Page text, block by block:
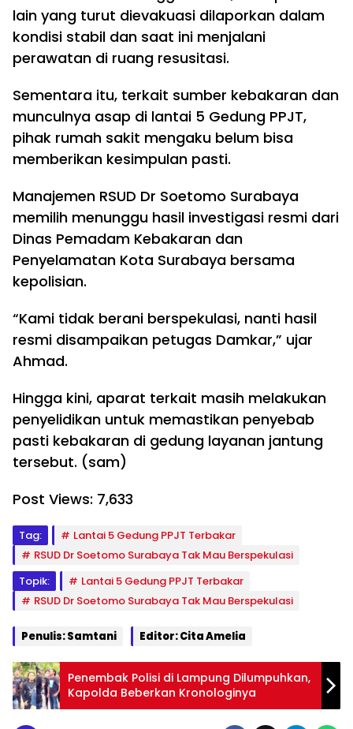
lain yang turut dievakuasi dilaporkan dalam
kondisi stabil dan saat ini menjalani
perawatan di ruang resusitasi.
Sementara itu, terkait sumber kebakaran dan
munculnya asap di lantai 5 Gedung PPJT,
pihak rumah sakit mengaku belum bisa
memberikan kesimpulan pasti.
Manajemen RSUD Dr Soetomo Surabaya
memilih menunggu hasil investigasi resmi dari
Dinas Pemadam Kebakaran dan
Penyelamatan Kota Surabaya bersama
kepolisian.
“Kami tidak berani berspekulasi, nanti hasil
resmi disampaikan petugas Damkar,” ujar
Ahmad.
Hingga kini, aparat terkait masih melakukan
penyelidikan untuk memastikan penyebab
pasti kebakaran di gedung layanan jantung
tersebut. (sam)
Post Views: 7,633
Tag:
Lantai 5 Gedung PPJT Terbakar
RSUD Dr Soetomo Surabaya Tak Mau Berspekulasi
Topik:
Lantai 5 Gedung PPJT Terbakar
RSUD Dr Soetomo Surabaya Tak Mau Berspekulasi
Penulis: Samtani Editor: Cita Amelia
Penembak Polisi di Lampung Dilumpuhkan,
Kapolda Beberkan Kronologinya